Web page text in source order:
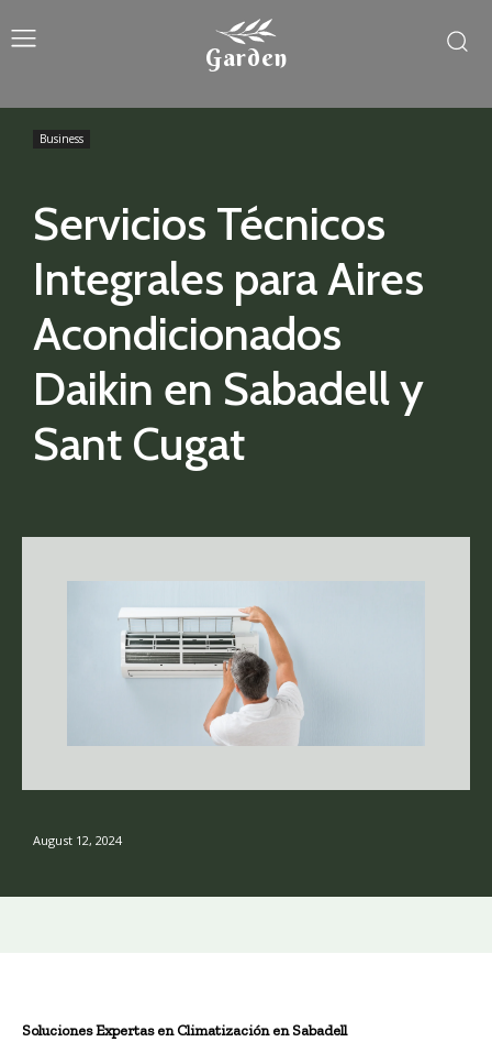
Garden
Servicios Técnicos
Integrales para Aires
Acondicionados
Daikin en Sabadell y
Sant Cugat
Business
August 12, 2024
Soluciones Expertas en Climatización en Sabadell